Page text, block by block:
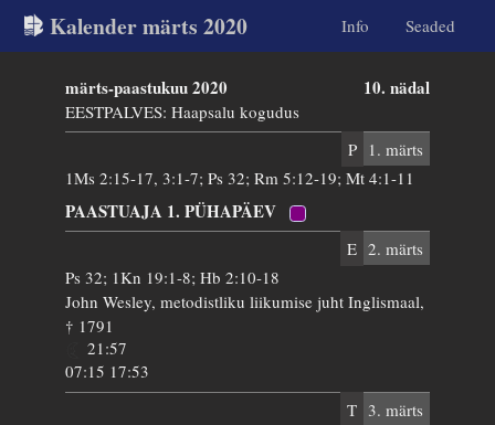
Kalender märts 2020 Info Seaded
10. nädal
märts-paastukuu 2020
EESTPALVES: Haapsalu kogudus
P
1. märts
1Ms 2:15-17, 3:1-7; Ps 32; Rm 5:12-19; Mt 4:1-11
PAASTUAJA 1. PÜHAPÄEV
E 2. märts
Ps 32; 1Kn 19:1-8; Hb 2:10-18
John Wesley, metodistliku liikumise juht Inglismaal,
† 1791
21:57
07:15 17:53
T 3. märts